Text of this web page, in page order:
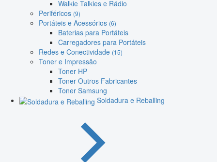
Walkie Talkies e Rádio
Periféricos (9)
Portáteis e Acessórios (6)
Baterias para Portáteis
Carregadores para Portáteis
Redes e Conectividade (15)
Toner e Impressão
Toner HP
Toner Outros Fabricantes
Toner Samsung
Soldadura e Reballing